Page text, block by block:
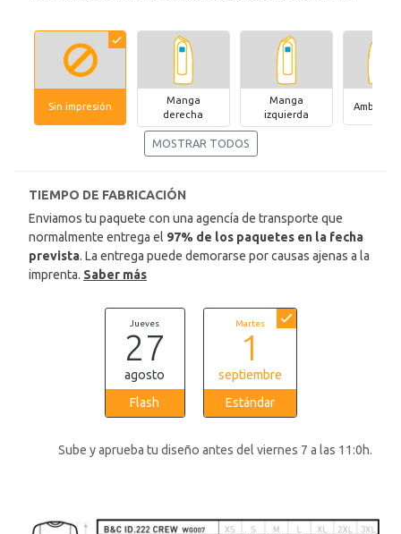
Sin impresión
Manga
derecha
Manga
izquierda
Ambas
MOSTRAR TODOS
TIEMPO DE FABRICACIÓN
Enviamos tu paquete con una agencía de transporte que
normalmente entrega el 97% de los paquetes en la fecha
prevista. La entrega puede demorarse por causas ajenas a la
imprenta. Saber más
Jueves
27
agosto
Flash
Martes
1
septiembre
Estándar
Sube y aprueba tu diseño antes del viernes 7 a las 11:0h.